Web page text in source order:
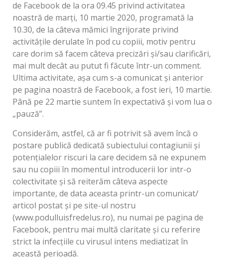
de Facebook de la ora 09.45 privind activitatea
noastră de marți, 10 martie 2020, programată la
10.30, de la câteva mămici îngrijorate privind
activitățile derulate în pod cu copiii, motiv pentru
care dorim să facem câteva precizări și/sau clarificări,
mai mult decât au putut fi făcute într-un comment.
Ultima activitate, așa cum s-a comunicat și anterior
pe pagina noastră de Facebook, a fost ieri, 10 martie.
Până pe 22 martie suntem în expectativă și vom lua o
„pauză”.
Considerăm, astfel, că ar fi potrivit să avem încă o
postare publică dedicată subiectului contagiunii și
potențialelor riscuri la care decidem să ne expunem
sau nu copiii în momentul introducerii lor intr-o
colectivitate și să reiterăm câteva aspecte
importante, de data aceasta printr-un comunicat/
articol postat și pe site-ul nostru
(www.podulluisfredelus.ro), nu numai pe pagina de
Facebook, pentru mai multă claritate și cu referire
strict la infecțiile cu virusul intens mediatizat în
această perioadă.